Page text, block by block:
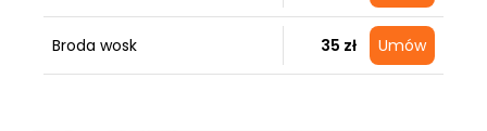
Broda wosk 35 zł Umów